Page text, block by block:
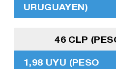
URUGUAYEN)
46 CLP
1,98 UYU (PESO